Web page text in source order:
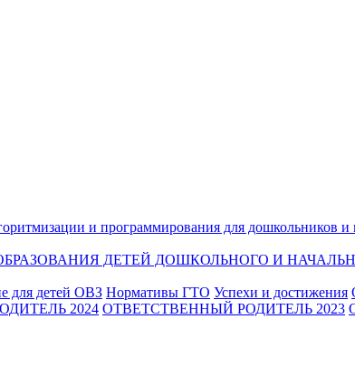
и программирования для дошкольников
ДЕТЕЙ ДОШКОЛЬНОГО И
для детей ОВЗ Нормативы ГТО Успехи и достижения
2024 ОТВЕТСТВЕННЫЙ РОДИТЕЛЬ 2023